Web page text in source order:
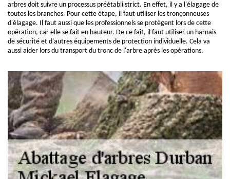
arbres doit suivre un processus préétabli strict. En effet, il y a l'élagage de
toutes les branches. Pour cette étape, il faut utiliser les tronçonneuses
d'élagage. Il faut aussi que les professionnels se protègent lors de cette
opération, car elle se fait en hauteur. De ce fait, il faut utiliser un harnais
de sécurité et d'autres équipements de protection individuelle. Cela va
aussi aider lors du transport du tronc de l'arbre après les opérations.